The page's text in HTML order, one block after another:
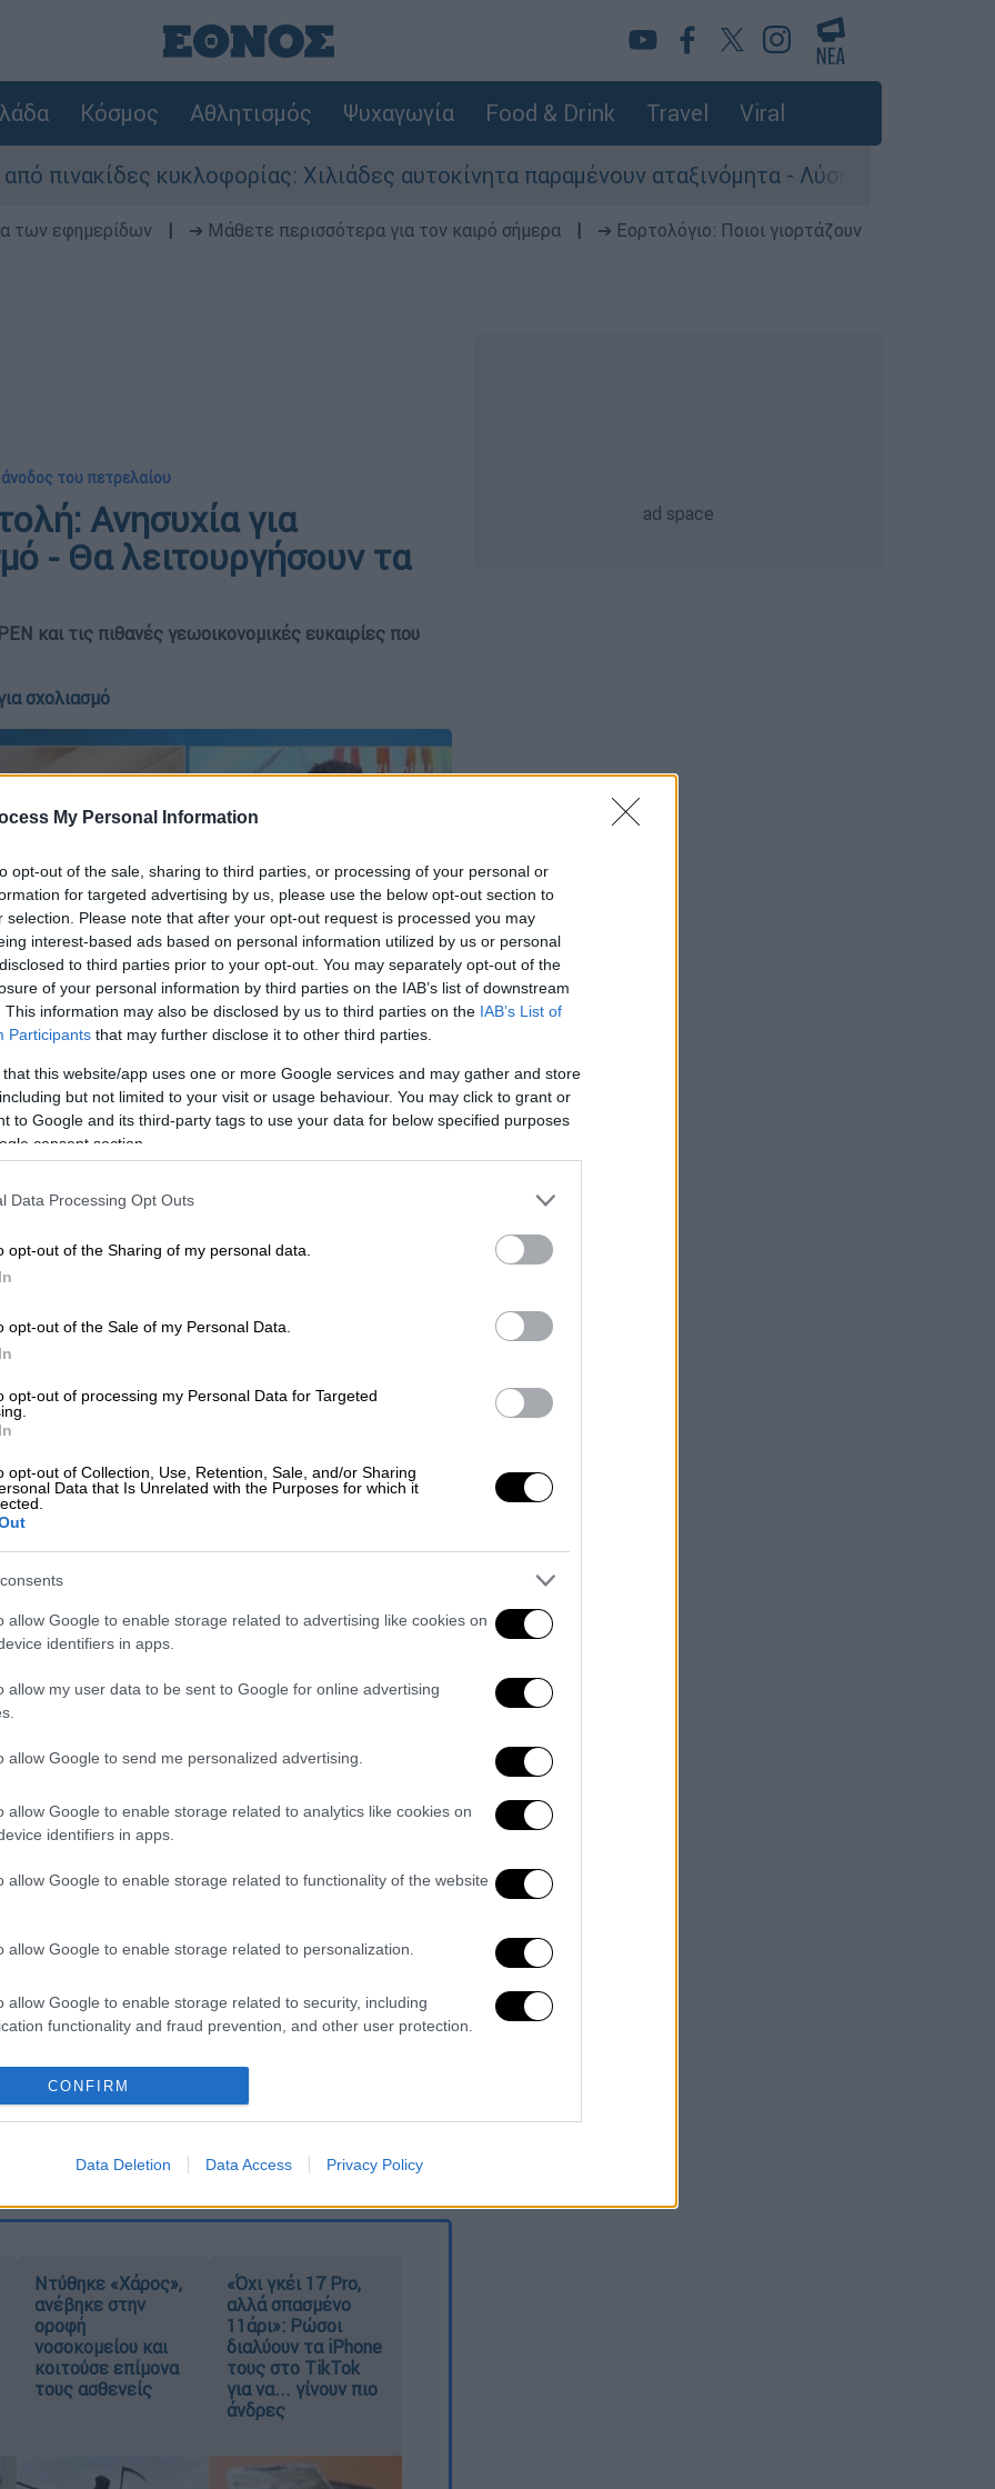
My Personal Information
opt-out of the sale, sharing to third parties, or processing of your personal or
for targeted advertising by us, please use the below opt-out section to
selection. Please note that after your opt-out request is processed you may
interest-based ads based on personal information utilized by us or personal
to third parties prior to your opt-out. You may separately opt-out of the
of your personal information by third parties on the IAB’s list of downstream
This information may also be disclosed by us to third parties on the IAB’s List of
Participants that may further disclose it to other third parties.
that this website/app uses one or more Google services and may gather and store
but not limited to your visit or usage behaviour. You may click to grant or
to Google and its third-party tags to use your data for below specified purposes
consent section.
Data Processing Opt Outs
opt-out of the Sharing of my personal data.
opt-out of the Sale of my Personal Data.
opt-out of processing my Personal Data for Targeted
opt-out of Collection, Use, Retention, Sale, and/or Sharing
Data that Is Unrelated with the Purposes for which it
allow Google to enable storage related to advertising like cookies on
identifiers in apps.
allow my user data to be sent to Google for online advertising
allow Google to send me personalized advertising.
allow Google to enable storage related to analytics like cookies on
identifiers in apps.
allow Google to enable storage related to functionality of the website
allow Google to enable storage related to personalization.
allow Google to enable storage related to security, including
functionality and fraud prevention, and other user protection.
CONFIRM
Data Deletion Data Access Privacy Policy
Κόσμος Αθλητισμός Ψυχαγωγία Food & Drink Travel Viral
κυκλοφορίας: Χιλιάδες αυτοκίνητα παραμένουν αταξινόμητα - Λύση αναζητά το
των εφημερίδων ➔ Μάθετε περισσότερα για τον καιρό σήμερα
➔ Εορτολόγιο: Ποιοι γιορτάζουν
του πετρελαίου
Ανησυχία για
- Θα λειτουργήσουν τα
και τις πιθανές γεωοικονομικές ευκαιρίες που
σχολιασμό
το ΕΘΝΟΣ στη Google
ευκαιρίες για την ελληνική οικονομία
γενικός διευθυντής του ΙΟΒΕ,Νίκος
Up του OPEN
και τις διεθνείς οικονομικές
άνοδος του πετρελαίου
ολόκληρη την αλυσίδα της αγοράς
πρώτης ύλης επιβαρύνει τα
και τελικά τονκαταναλωτή
ΕΘΝΟΣ θα παρεμβαίνει και τα προσβλητικά σχόλια θα
Ντύθηκε «Χάρος»,
ανέβηκε στην
οροφή
νοσοκομείου και
κοιτούσε επίμονα
τους ασθενείς
«Όχι γκέι 17 Pro,
αλλά σπασμένο
11άρι»: Ρώσοι
διαλύουν τα iPhone
τους στο TikTok
για να... γίνουν πιο
άνδρες